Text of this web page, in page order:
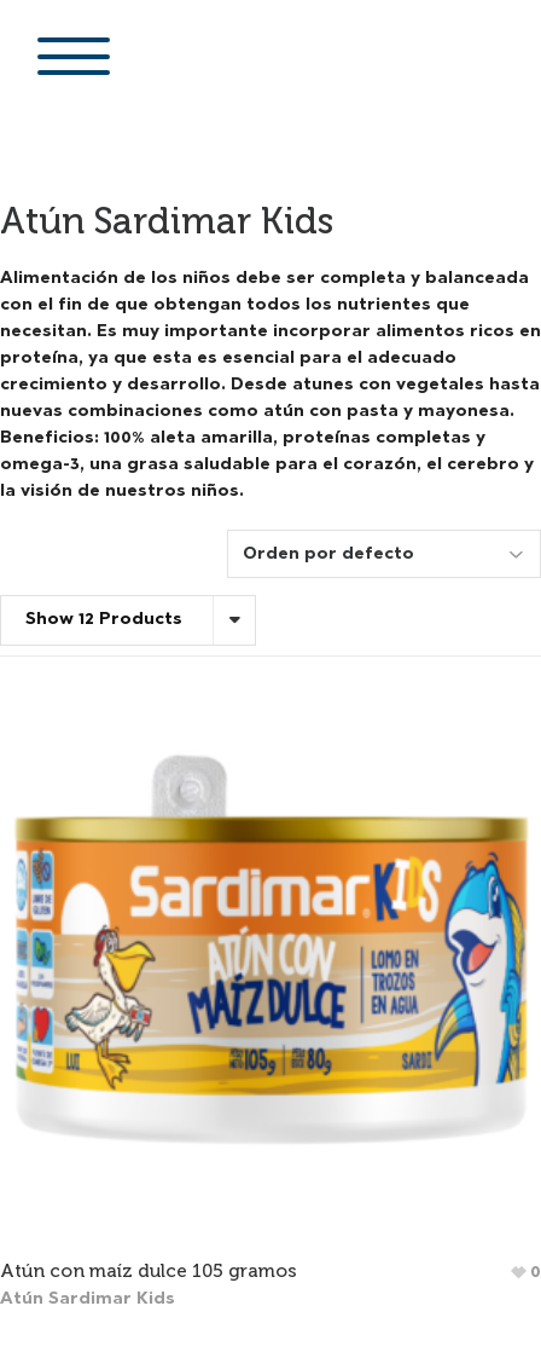
Atún Sardimar Kids
Alimentación de los niños debe ser completa y balanceada
con el fin de que obtengan todos los nutrientes que
necesitan. Es muy importante incorporar alimentos ricos en
proteína, ya que esta es esencial para el adecuado
crecimiento y desarrollo. Desde atunes con vegetales hasta
nuevas combinaciones como atún con pasta y mayonesa.
Beneficios: 100% aleta amarilla, proteínas completas y
omega-3, una grasa saludable para el corazón, el cerebro y
la visión de nuestros niños.
Show 12 Products
Atún con maíz dulce 105 gramos
Atún Sardimar Kids
0